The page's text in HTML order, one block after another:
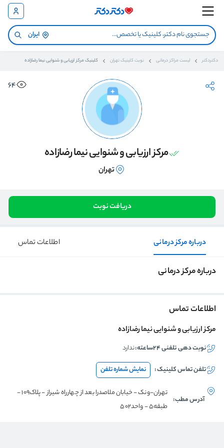
ایران
دکتردکتر لیست مراکز درمانی نوبت کلینیک تهران کلینیک مرکز ارزیابی و شنوایی نیما رضازاده
64
مرکز ارزیابی و شنوایی نیما رضازاده
تهران
دریافت نوبت
درباره مرکز درمانی اطلاعات تماس
درباره مرکز درمانی
اطلاعات تماس
مرکز ارزیابی و شنوایی نیما رضازاده
نوبت دهی تلفنی ۲۴ساعته: ندارد
تلفن تماسکلینیک: نمایش شماره تلفن
آدرس مطب:
تهران-ونک - خیابان ملاصدرا بعد از چهارراه شیراز - پلاک109 -
طبقه5 - واحد502